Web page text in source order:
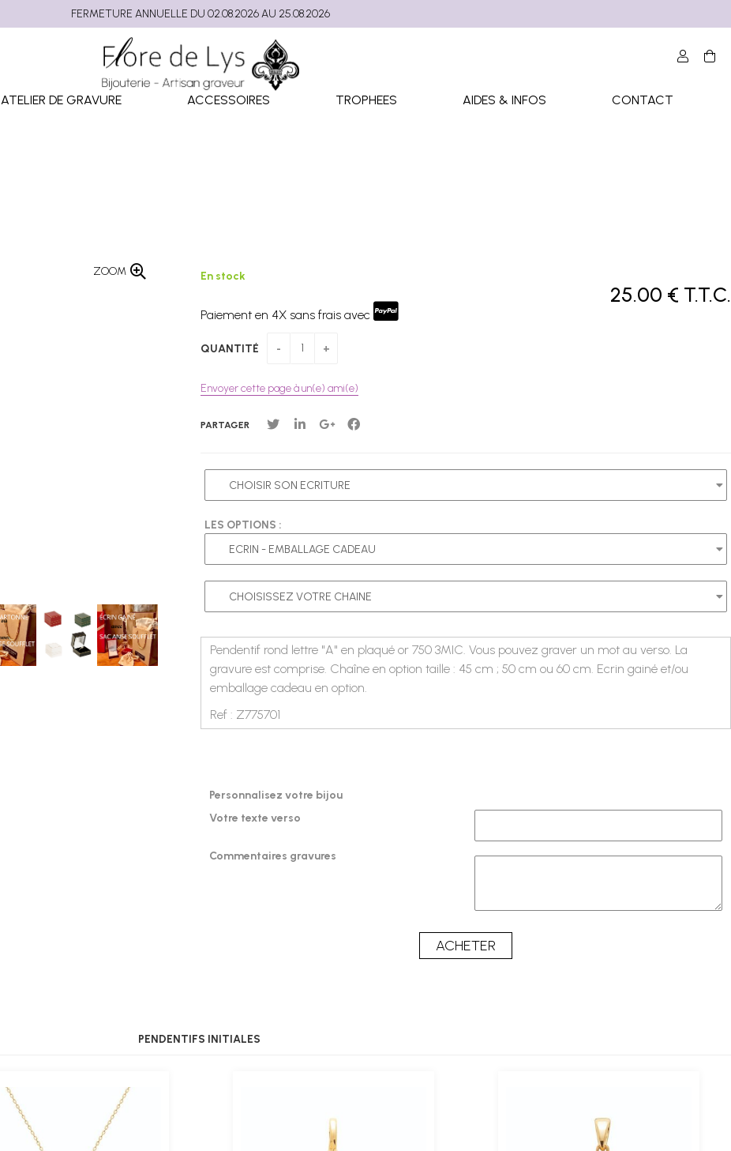
ATELIER DE GRAVURE ACCESSOIRES TROPHEES AIDES & INFOS CONTACT
ZOOM
25.00 € T.T.C.
En stock
Paiement en 4X sans frais avec
QUANTITÉ
Envoyer cette page à un(e) ami(e)
PARTAGER
LES OPTIONS :
Pendentif rond lettre "A" en plaqué or 750 3MIC. Vous pouvez graver un mot au verso. La
gravure est comprise. Chaîne en option taille : 45 cm ; 50 cm ou 60 cm. Ecrin gainé et/ou
emballage cadeau en option.
Ref : Z775701
Personnalisez votre bijou
Votre texte verso
Commentaires gravures
PENDENTIFS INITIALES
FERMETURE ANNUELLE DU 02.08.2026 AU 25.08.2026